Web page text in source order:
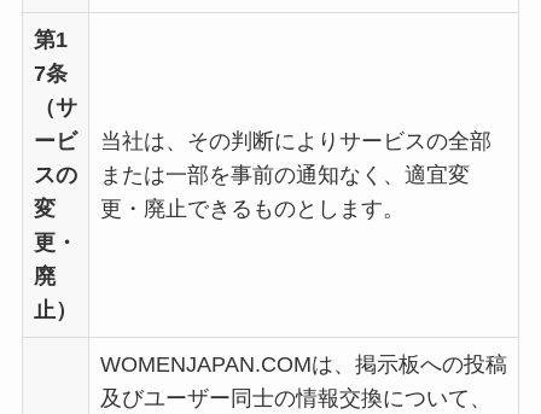
第1
7条
（サ
ービ
スの
変
更・
廃
止）
当社は、その判断によりサービスの全部
または一部を事前の通知なく、適宜変
更・廃止できるものとします。
WOMENJAPAN.COMは、掲示板への投稿
及びユーザー同士の情報交換について、